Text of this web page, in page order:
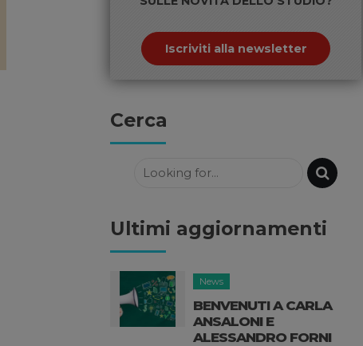
Iscriviti alla newsletter
Cerca
Ultimi aggiornamenti
News
BENVENUTI A CARLA
ANSALONI E
ALESSANDRO FORNI